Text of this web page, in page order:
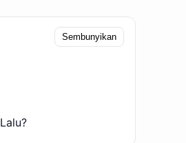
Sembunyikan